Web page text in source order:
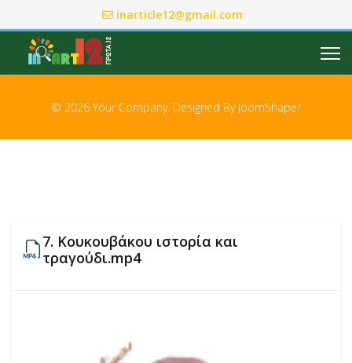
inarticle12@gmail.com
© 2026 Your Company. Designed By JoomShaper
7. Κουκουβάκου ιστορία και
τραγούδι.mp4